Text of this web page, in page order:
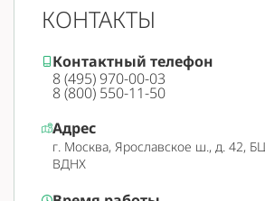
КОНТАКТЫ
Контактный телефон
8 (495) 970-00-03
8 (800) 550-11-50
Адрес
г. Москва, Ярославское ш., д. 42,
ВДНХ